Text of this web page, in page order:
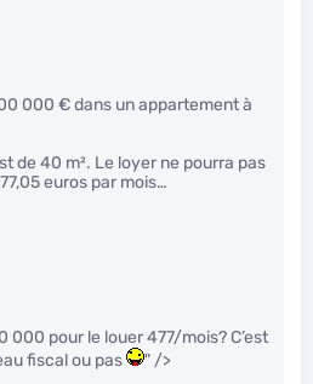
000 € dans un appartement à
de 40 m². Le loyer ne pourra pas
euros par mois…
000 pour le louer 477/mois? C’est
fiscal ou pas
" />